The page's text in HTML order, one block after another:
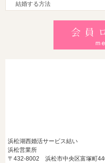
結婚する方法
しいデートの服装・スポット徹底
【浜松】アラフォー
後半・40代からの大人の成婚術
浜松湖西婚活サービス結い
浜松営業所
〒432-8002 浜松市中央区富塚町